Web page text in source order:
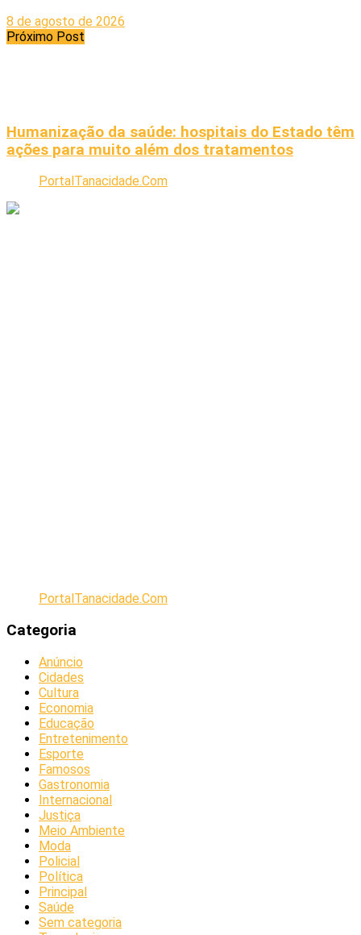
8 de agosto de 2026
Próximo Post
Humanização da saúde: hospitais do Estado têm
ações para muito além dos tratamentos
PortalTanacidade.Com
PortalTanacidade.Com
Categoria
Anúncio
Cidades
Cultura
Economia
Educação
Entretenimento
Esporte
Famosos
Gastronomia
Internacional
Justiça
Meio Ambiente
Moda
Policial
Política
Principal
Saúde
Sem categoria